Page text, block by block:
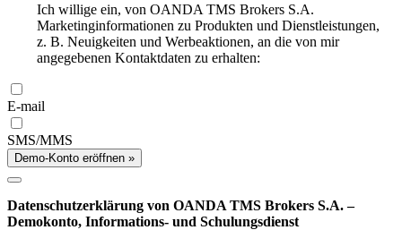
Ich willige ein, von OANDA TMS Brokers S.A.
Marketinginformationen zu Produkten und Dienstleistungen,
z. B. Neuigkeiten und Werbeaktionen, an die von mir
angegebenen Kontaktdaten zu erhalten:
E-mail
SMS/MMS
Demo-Konto eröffnen »
Datenschutzerklärung von OANDA TMS Brokers S.A. –
Demokonto, Informations- und Schulungsdienst